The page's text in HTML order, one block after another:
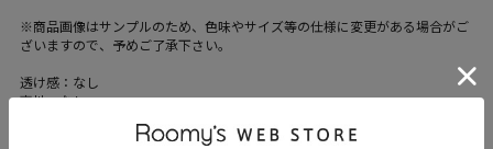
※商品画像はサンプルのため、色味やサイズ等の仕様に変更がある場合がご
ざいますので、予めご了承下さい。
透け感：なし
裏地：なし